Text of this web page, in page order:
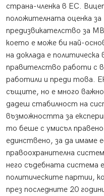
страна-членка в ЕС.
положителната оценка за
предизвикателство за
което е може би най-
на доклада е
правителство работи с
работили и преди това.
същите, но е много важно
дадеш стабилност на
възможността за
то беше с умисъл
единствено, за да имаме
правоохранителна
него съдебната система
политическите партии,
през последните 20